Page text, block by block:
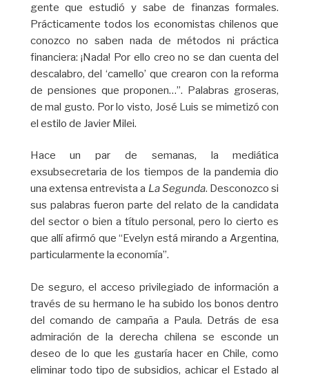
gente que estudió y sabe de finanzas formales.
Prácticamente todos los economistas chilenos que
conozco no saben nada de métodos ni práctica
financiera: ¡Nada! Por ello creo no se dan cuenta del
descalabro, del ‘camello’ que crearon con la reforma
de pensiones que proponen…”. Palabras groseras,
de mal gusto. Por lo visto, José Luis se mimetizó con
el estilo de Javier Milei.
Hace un par de semanas, la mediática
exsubsecretaria de los tiempos de la pandemia dio
una extensa entrevista a La Segunda. Desconozco si
sus palabras fueron parte del relato de la candidata
del sector o bien a título personal, pero lo cierto es
que allí afirmó que “Evelyn está mirando a Argentina,
particularmente la economía”.
De seguro, el acceso privilegiado de información a
través de su hermano le ha subido los bonos dentro
del comando de campaña a Paula. Detrás de esa
admiración de la derecha chilena se esconde un
deseo de lo que les gustaría hacer en Chile, como
eliminar todo tipo de subsidios, achicar el Estado al